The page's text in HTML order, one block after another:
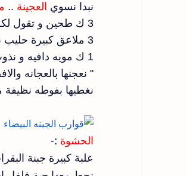
نبدا نسوي العجينة ..
3 ك طحين و تقول لكم اختي لازم حق مطاحن الكويت
3 ملاعق كبيرة حليب نيدو + 1 ملعقة كبيرة سكر + رشة ملح + بيالة شاهي زيت زيتون
1 ك مويه دافيه و نذوب فيها ملعقة كبيرة خميرة فورية
" نعجنها بالعجانه
نغطيها بفوطه نظيفة
الحشوة :-
علبة كبيرة جبنة